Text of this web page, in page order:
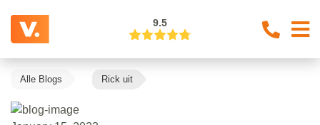
9.5
Alle Blogs Rick uit